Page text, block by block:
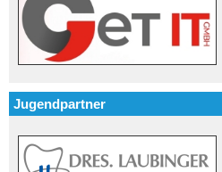
Jugendpartner